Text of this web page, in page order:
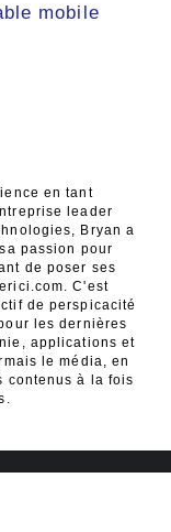
mobile
en tant
leader
Bryan a
passion pour
de poser ses
C'est
de perspicacité
les dernières
applications et
le média, en
contenus à la fois